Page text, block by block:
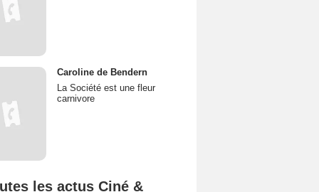
Caroline de Bendern
La Société est une fleur
carnivore
les actus Ciné &